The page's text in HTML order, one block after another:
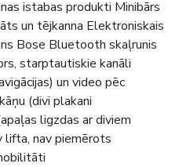
istabas produkti Minibārs
un tējkanna Elektroniskais
Bose Bluetooth skaļrunis
starptautiskie kanāli
un video pēc
(divi plakani
ligzdas ar diviem
lifta, nav piemērots